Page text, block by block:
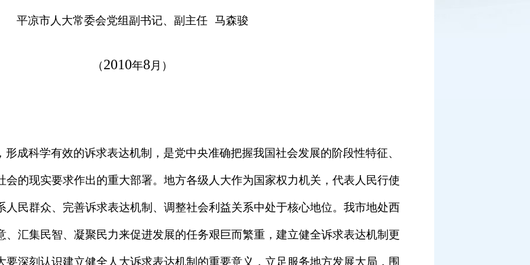
平凉市人大常委会党组副书记、副主任 马森骏
（2010年8 月）
成科学有效的诉求表达机制，是党中央准确把握我国社会发展的阶段性特征、
会的现实要求作出的重大部署。地方各级人大作为国家权力机关，代表人民行使
人民群众、完善诉求表达机制、调整社会利益关系中处于核心地位。我市地处西
、汇集民智、凝聚民力来促进发展的任务艰巨而繁重，建立健全诉求表达机制更
要深刻认识建立健全人大诉求表达机制的重要意义，立足服务地方发展大局，围